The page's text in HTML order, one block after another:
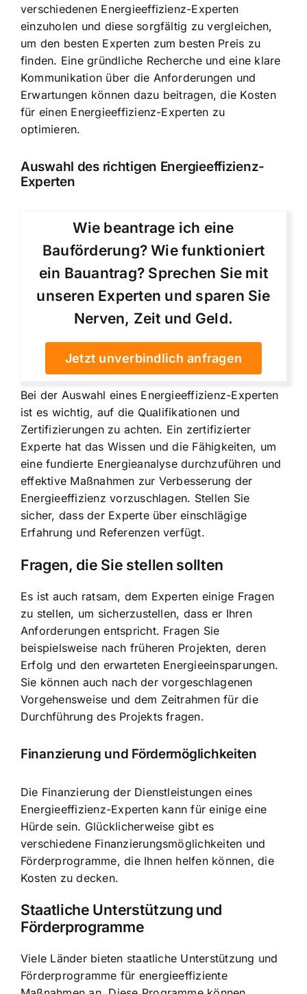
verschiedenen Energieeffizienz-Experten
einzuholen und diese sorgfältig zu vergleichen,
um den besten Experten zum besten Preis zu
finden. Eine gründliche Recherche und eine klare
Kommunikation über die Anforderungen und
Erwartungen können dazu beitragen, die Kosten
für einen Energieeffizienz-Experten zu
optimieren.
Auswahl des richtigen Energieeffizienz-
Experten
Wie beantrage ich eine
Bauförderung? Wie funktioniert
ein Bauantrag? Sprechen Sie mit
unseren Experten und sparen Sie
Nerven, Zeit und Geld.
Jetzt unverbindlich anfragen
Bei der Auswahl eines Energieeffizienz-Experten
ist es wichtig, auf die Qualifikationen und
Zertifizierungen zu achten. Ein zertifizierter
Experte hat das Wissen und die Fähigkeiten, um
eine fundierte Energieanalyse durchzuführen und
effektive Maßnahmen zur Verbesserung der
Energieeffizienz vorzuschlagen. Stellen Sie
sicher, dass der Experte über einschlägige
Erfahrung und Referenzen verfügt.
Fragen, die Sie stellen sollten
Es ist auch ratsam, dem Experten einige Fragen
zu stellen, um sicherzustellen, dass er Ihren
Anforderungen entspricht. Fragen Sie
beispielsweise nach früheren Projekten, deren
Erfolg und den erwarteten Energieeinsparungen.
Sie können auch nach der vorgeschlagenen
Vorgehensweise und dem Zeitrahmen für die
Durchführung des Projekts fragen.
Finanzierung und Fördermöglichkeiten
Die Finanzierung der Dienstleistungen eines
Energieeffizienz-Experten kann für einige eine
Hürde sein. Glücklicherweise gibt es
verschiedene Finanzierungsmöglichkeiten und
Förderprogramme, die Ihnen helfen können, die
Kosten zu decken.
Staatliche Unterstützung und
Förderprogramme
Viele Länder bieten staatliche Unterstützung und
Förderprogramme für energieeffiziente